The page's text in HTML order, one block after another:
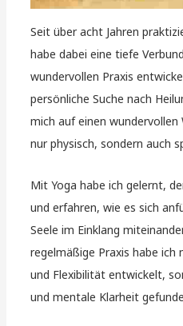
Seit über acht Jahren
habe dabei eine tiefe
wundervollen Praxis
persönliche Suche nach
mich auf einen
nur physisch, sondern auch
Mit Yoga habe ich gelernt,
und erfahren, wie es sich
Seele im Einklang
regelmäßige Praxis habe ich
und Flexibilität entwickelt,
und mentale Klarheit